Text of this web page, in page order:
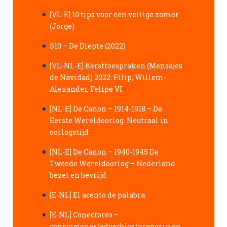
[VL-E] 10 tips voor een veilige zomer
(Jorge)
S10 – De Diepte (2022)
[VL-NL-E] Kersttoespraken (Mensajes
de Navidad) 2022: Filip, Willem-
Alexander, Felipe VI
[NL-E] De Canon – 1914-1918 – De
Eerste Wereldoorlog. Neutraal in
oorlogstijd
[NL-E] De Canon – 1940-1945 De
Tweede Wereldoorlog – Nederland
bezet en bevrijd
[E-NL] El acento de palabra
[E-NL] Conectores –